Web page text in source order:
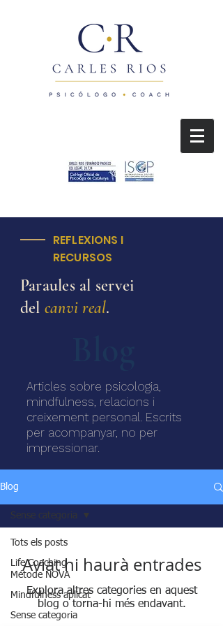
REFLEXIONS I
RECURSOS
Paraules al servei
del canvi real.
Articles sobre psicologia,
mindfulness, relacions i
creixement personal. Escrits
per acompanyar, no per
impressionar.
Blog
Tots els posts
Life Coaching -
Métode NOVA
Mindfulness aplicat
Sense categoria
Sense categoria
Aviat hi haurà entrades
Explora altres categories en aquest
blog o torna-hi més endavant.